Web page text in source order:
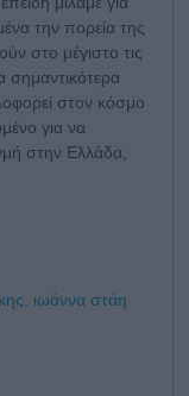
την πορεία της
στο μέγιστο τις
σημαντικότερα
στον κόσμο
για να
στην Ελλάδα,
ιωάννα στάη